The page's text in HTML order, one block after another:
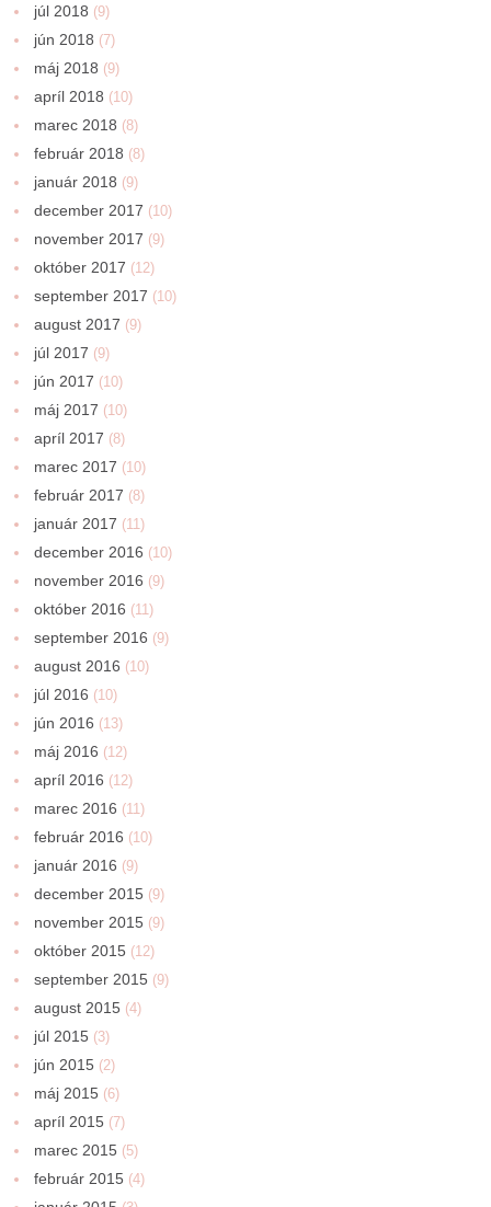
júl 2018 (9)
jún 2018 (7)
máj 2018 (9)
apríl 2018 (10)
marec 2018 (8)
február 2018 (8)
január 2018 (9)
december 2017 (10)
november 2017 (9)
október 2017 (12)
september 2017 (10)
august 2017 (9)
júl 2017 (9)
jún 2017 (10)
máj 2017 (10)
apríl 2017 (8)
marec 2017 (10)
február 2017 (8)
január 2017 (11)
december 2016 (10)
november 2016 (9)
október 2016 (11)
september 2016 (9)
august 2016 (10)
júl 2016 (10)
jún 2016 (13)
máj 2016 (12)
apríl 2016 (12)
marec 2016 (11)
február 2016 (10)
január 2016 (9)
december 2015 (9)
november 2015 (9)
október 2015 (12)
september 2015 (9)
august 2015 (4)
júl 2015 (3)
jún 2015 (2)
máj 2015 (6)
apríl 2015 (7)
marec 2015 (5)
február 2015 (4)